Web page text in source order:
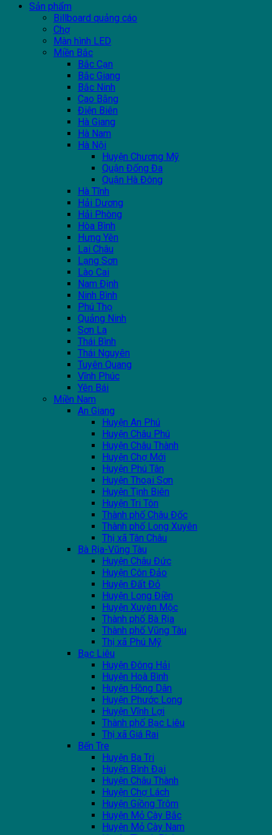
Sản phẩm
Billboard quảng cáo
Chợ
Màn hình LED
Miền Bắc
Bắc Cạn
Bắc Giang
Bắc Ninh
Cao Bằng
Điện Biên
Hà Giang
Hà Nam
Hà Nội
Huyện Chương Mỹ
Quận Đống Đa
Quận Hà Đông
Hà Tĩnh
Hải Dương
Hải Phòng
Hòa Bình
Hưng Yên
Lai Châu
Lạng Sơn
Lào Cai
Nam Định
Ninh Bình
Phú Thọ
Quảng Ninh
Sơn La
Thái Bình
Thái Nguyên
Tuyên Quang
Vĩnh Phúc
Yên Bái
Miền Nam
An Giang
Huyện An Phú
Huyện Châu Phú
Huyện Châu Thành
Huyện Chợ Mới
Huyện Phú Tân
Huyện Thoại Sơn
Huyện Tịnh Biên
Huyện Tri Tôn
Thành phố Châu Đốc
Thành phố Long Xuyên
Thị xã Tân Châu
Bà Rịa-Vũng Tàu
Huyện Châu Đức
Huyện Côn Đảo
Huyện Đất Đỏ
Huyện Long Điền
Huyện Xuyên Mộc
Thành phố Bà Rịa
Thành phố Vũng Tàu
Thị xã Phú Mỹ
Bạc Liêu
Huyện Đông Hải
Huyện Hoà Bình
Huyện Hồng Dân
Huyện Phước Long
Huyện Vĩnh Lợi
Thành phố Bạc Liêu
Thị xã Giá Rai
Bến Tre
Huyện Ba Tri
Huyện Bình Đại
Huyện Châu Thành
Huyện Chợ Lách
Huyện Giồng Trôm
Huyện Mỏ Cày Bắc
Huyện Mỏ Cày Nam